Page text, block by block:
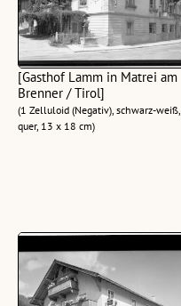
[Gasthof Lamm in Matrei am
Brenner / Tirol]
(1 Zelluloid (Negativ), schwarz-weiß,
quer, 13 x 18 cm)